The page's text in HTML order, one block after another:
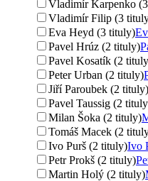
Vladimír Karpenko
Vladimír Filip (3
Eva Heyd (3 tituly)
Pavel Hrúz (2 tituly)
Pavel Kosatík (2
Peter Urban (2 tituly)
Jiří Paroubek (2 tituly)
Pavel Taussig (2
Milan Šoka (2 tituly)
Tomáš Macek (2
Ivo Purš (2 tituly)Ivo
Petr Prokš (2 tituly)
Martin Holý (2 tituly)